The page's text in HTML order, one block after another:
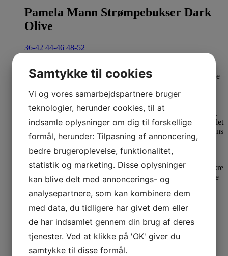
Pamela Mann Strømpebukser Dark
Olive
36-42 44-46 48-52
Se produktDette vare har flere varianter. Mulighederne kan
vælges på varesiden
Pamela Mann Strømpebukser
Charcoal
Samtykke til cookies
Vi og vores samarbejdspartnere bruger
teknologier, herunder cookies, til at
indsamle oplysninger om dig til forskellige
formål, herunder: Tilpasning af annoncering,
bedre brugeroplevelse, funktionalitet,
statistik og marketing. Disse oplysninger
kan blive delt med annoncerings- og
analysepartnere, som kan kombinere dem
med data, du tidligere har givet dem eller
de har indsamlet gennem din brug af deres
tjenester. Ved at klikke på 'OK' giver du
samtykke til disse formål.